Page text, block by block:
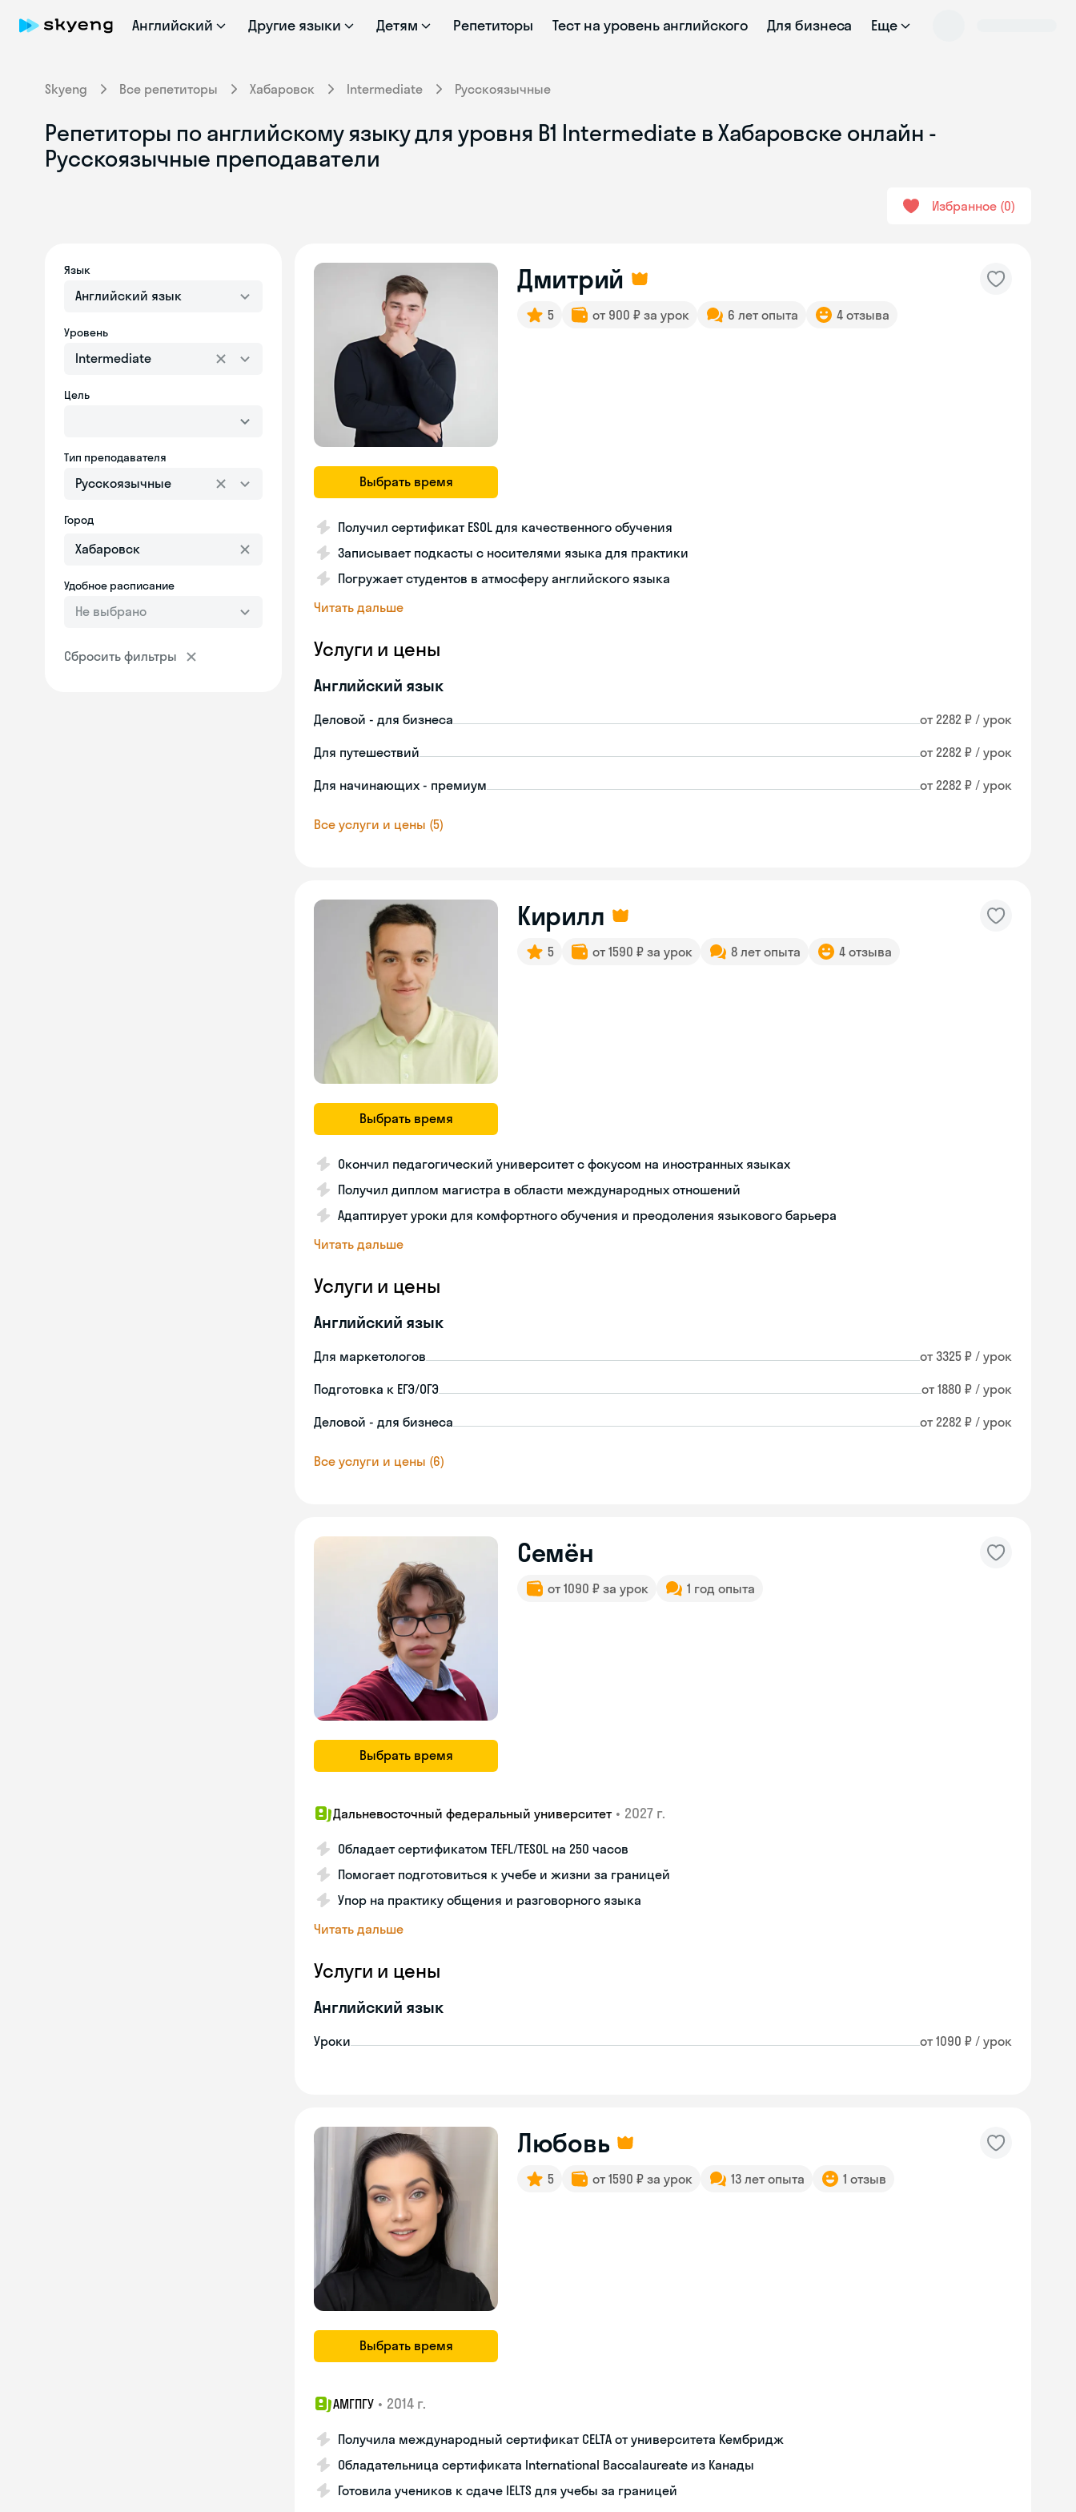
Английский Другие языки Детям Репетиторы Тест на уровень английского Для бизнеса Еще
Skyeng Все репетиторы Хабаровск Intermediate Русскоязычные
Репетиторы по английскому языку для уровня B1 Intermediate в Хабаровске онлайн -
Русскоязычные преподаватели
Избранное 0
Язык
Английский язык
Уровень
Intermediate
Цель
Тип преподавателя
Русскоязычные
Город
Удобное расписание
Не выбрано
Сбросить фильтры
Выбрать время
Дмитрий
5 от 900 ₽ за урок 6 лет опыта 4 отзыва
Получил сертификат ESOL для качественного обучения
Записывает подкасты с носителями языка для практики
Погружает студентов в атмосферу английского языка
Читать дальше
Услуги и цены
Английский язык
Деловой - для бизнеса от 2282 ₽ / урок
Для путешествий от 2282 ₽ / урок
Для начинающих - премиум от 2282 ₽ / урок
Все услуги и цены (5)
Выбрать время
Кирилл
5 от 1590 ₽ за урок 8 лет опыта 4 отзыва
Окончил педагогический университет с фокусом на иностранных языках
Получил диплом магистра в области международных отношений
Адаптирует уроки для комфортного обучения и преодоления языкового барьера
Читать дальше
Услуги и цены
Английский язык
Для маркетологов от 3325 ₽ / урок
Подготовка к ЕГЭ/ОГЭ от 1880 ₽ / урок
Деловой - для бизнеса от 2282 ₽ / урок
Все услуги и цены (6)
Выбрать время
Семён
от 1090 ₽ за урок 1 год опыта
Дальневосточный федеральный университет • 2027 г.
Обладает сертификатом TEFL/TESOL на 250 часов
Помогает подготовиться к учебе и жизни за границей
Упор на практику общения и разговорного языка
Читать дальше
Услуги и цены
Английский язык
Уроки от 1090 ₽ / урок
Выбрать время
Любовь
5 от 1590 ₽ за урок 13 лет опыта 1 отзыв
АМГПГУ • 2014 г.
Получила международный сертификат CELTA от университета Кембридж
Обладательница сертификата International Baccalaureate из Канады
Готовила учеников к сдаче IELTS для учебы за границей